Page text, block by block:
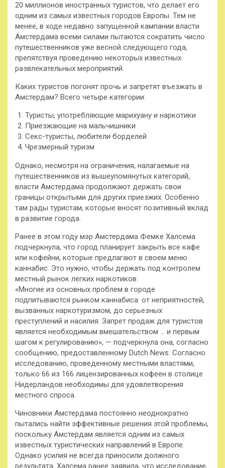
20 миллионов иностранных туристов, что делает его
одним из самых известных городов Европы. Тем не
менее, в ходе недавно запущенной кампании власти
Амстердама всеми силами пытаются сократить число
путешественников уже весной следующего года,
препятствуя проведению некоторых известных
развлекательных мероприятий.
Каких туристов погонят прочь и запретят въезжать в
Амстердам? Всего четыре категории:
Туристы, употребляющие марихуану и наркотики
Приезжающие на мальчишники
Секс-туристы, любители борделей
Чрезмерный туризм
Однако, несмотря на ограничения, налагаемые на
путешественников из вышеупомянутых категорий,
власти Амстердама продолжают держать свои
границы открытыми для других приезжих. Особенно
там рады туристам, которые вносят позитивный вклад
в развитие города.
Ранее в этом году мэр Амстердама Фемке Халсема
подчеркнула, что город планирует закрыть все кафе
или кофейни, которые предлагают в своем меню
каннабис. Это нужно, чтобы держать под контролем
местный рынок легких наркотиков.
«Многие из основных проблем в городе
подпитываются рынком каннабиса: от неприятностей,
вызванных наркотуризмом, до серьезных
преступлений и насилия. Запрет продаж для туристов
является необходимым вмешательством … и первым
шагом к регулированию», — подчеркнула она, согласно
сообщению, предоставленному Dutch News. Согласно
исследованию, проведенному местными властями,
только 66 из 166 лицензированных кофеен в столице
Нидерландов необходимы для удовлетворения
местного спроса.
Чиновники Амстердама постоянно неоднократно
пытались найти эффективные решения этой проблемы,
поскольку Амстердам является одним из самых
известных туристических направлений в Европе.
Однако усилия не всегда приносили должного
результата. Халсема ранее заявила, что исследование,